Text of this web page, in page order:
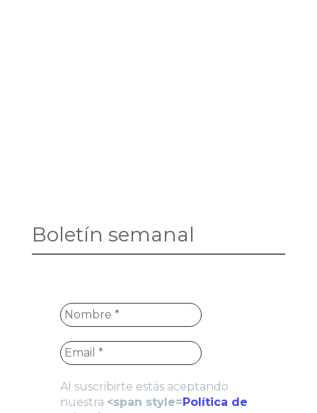
Boletín semanal
Al suscribirte estás aceptando
nuestra <span style=Política de